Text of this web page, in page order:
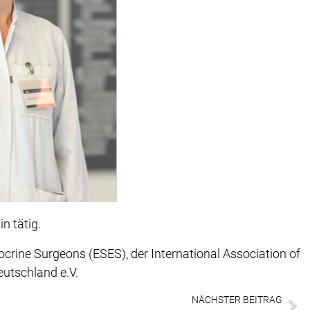
tätig.
Surgeons (ESES), der International Association of
e.V.
NÄCHSTER BEITRAG